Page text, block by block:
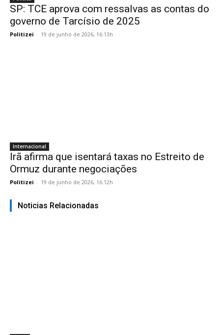
SP: TCE aprova com ressalvas as contas do
governo de Tarcísio de 2025
Politizei - 19 de junho de 2026, 16:13h
Internacional
Irã afirma que isentará taxas no Estreito de
Ormuz durante negociações
Politizei - 19 de junho de 2026, 16:12h
Noticias Relacionadas